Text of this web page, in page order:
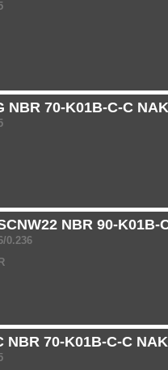
NBR 70-K01B-C-C NAK
NBR 90-K01B-
0.236
NBR 70-K01B-C-C NAK